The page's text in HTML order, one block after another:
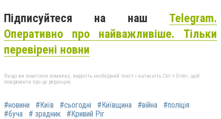
Підписуйтеся на наш Telegram.
Оперативно про найважливіше. Тільки
перевірені новни
Якщо ви помітили помилку, виділіть необхідний текст і натисніть Ctrl + Enter, щоб
повідомити про це редакцію
#новини #Київ #сьогодні #Київщина #війна
#поліція
#буча
# зрадник #Кривий Ріг